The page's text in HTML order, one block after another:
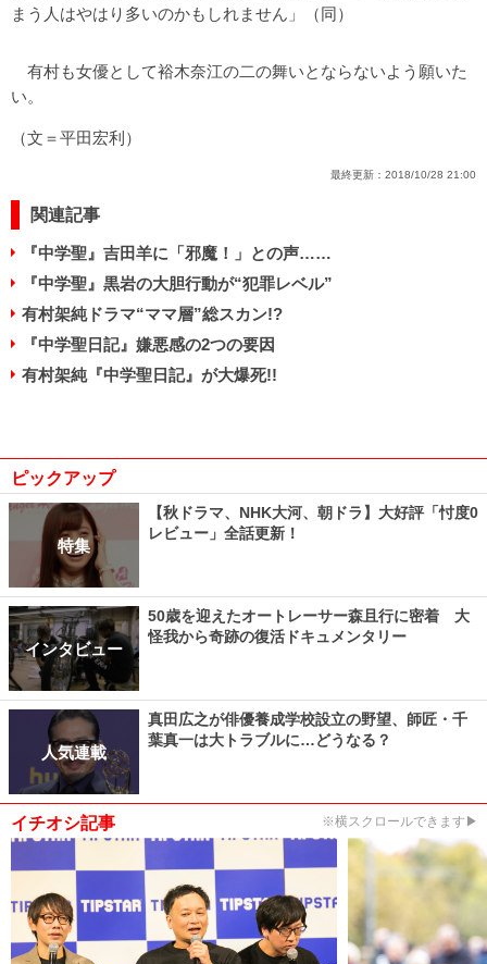
まう人はやはり多いのかもしれません」（同）
有村も女優として裕木奈江の二の舞いとならないよう願いた
い。
（文＝平田宏利）
最終更新： 2018/10/28 21:00
関連記事
『中学聖』吉田羊に「邪魔！」との声……
『中学聖』黒岩の大胆行動が“犯罪レベル”
有村架純ドラマ“ママ層”総スカン!?
『中学聖日記』嫌悪感の2つの要因
有村架純『中学聖日記』が大爆死!!
ピックアップ
特集
【秋ドラマ、NHK大河、朝ドラ】大好評「忖度0
レビュー」全話更新！
インタビュー
50歳を迎えたオートレーサー森且行に密着 大
怪我から奇跡の復活ドキュメンタリー
人気連載
真田広之が俳優養成学校設立の野望、師匠・千
葉真一は大トラブルに…どうなる？
イチオシ記事 ※横スクロールできます▶